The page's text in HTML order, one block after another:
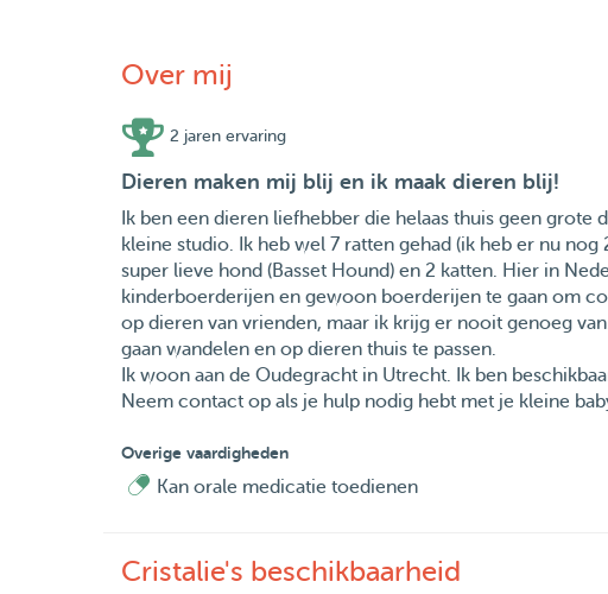
Over mij
2 jaren ervaring
Dieren maken mij blij en ik maak dieren blij!
Ik ben een dieren liefhebber die helaas thuis geen
kleine studio. Ik heb wel 7 ratten gehad (ik heb er nu
super lieve hond (Basset Hound) en 2 katten. Hier in
kinderboerderijen en gewoon boerderijen te gaan om
op dieren van vrienden, maar ik krijg er nooit genoeg
gaan wandelen en op dieren thuis te passen.
Ik woon aan de Oudegracht in Utrecht. Ik ben
Neem contact op als je hulp nodig hebt met je kleine
Overige vaardigheden
Kan orale medicatie toedienen
Cristalie's beschikbaarheid